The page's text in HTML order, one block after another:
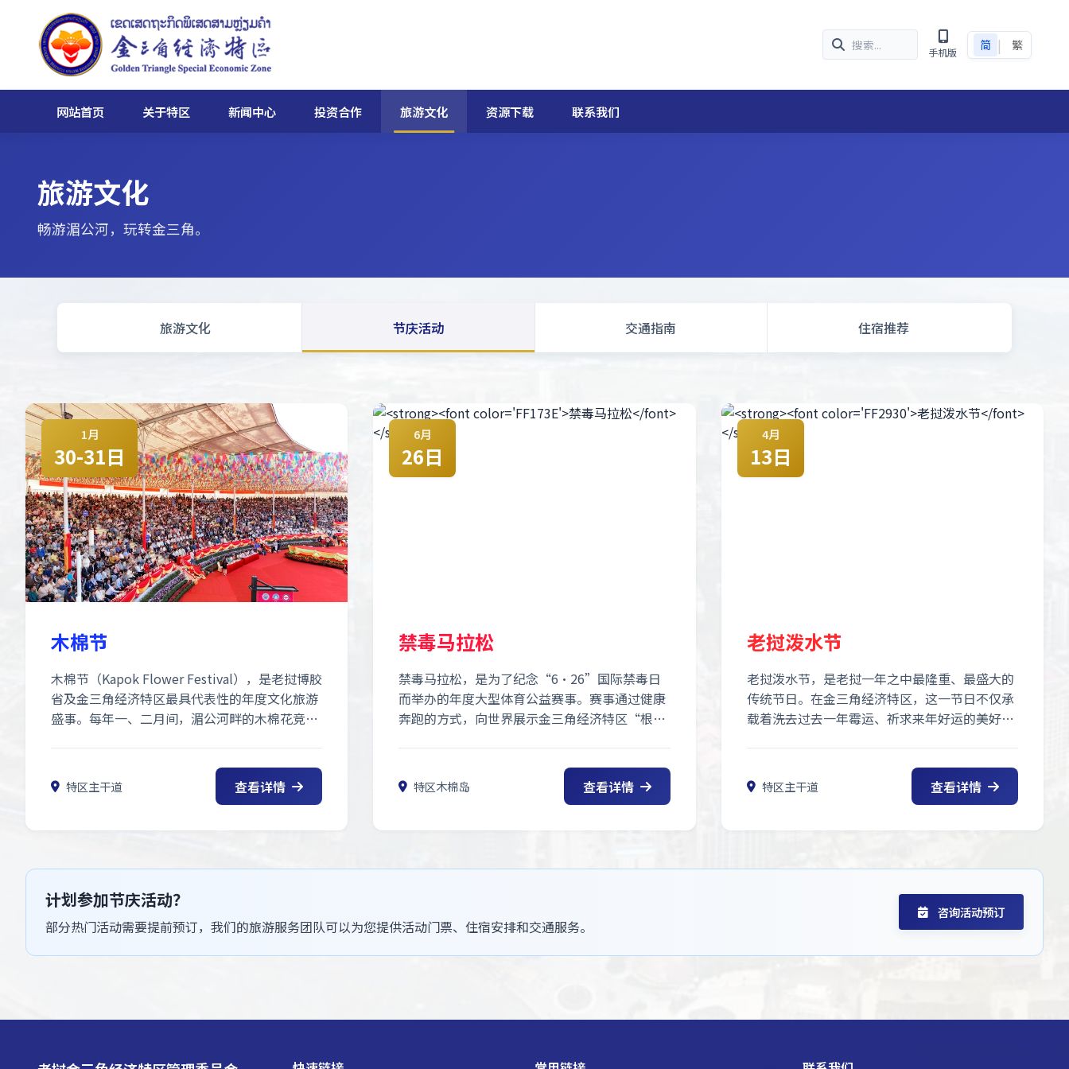
手机版
简 | 繁
网站首页 关于特区 新闻中心 投资合作 旅游文化 资源下载 联系我们
旅游文化
畅游湄公河，玩转金三角。
旅游文化 节庆活动 交通指南 住宿推荐
1月
30-31日
木棉节
木棉节（Kapok Flower Festival），是老挝博胶
省及金三角经济特区最具代表性的年度文化旅游
盛事。每年一、二月间，湄公河畔的木棉花竞相
特区主干道 查看详情
6月
26日
禁毒马拉松
禁毒马拉松，是为了纪念“6·26”国际禁毒日
而举办的年度大型体育公益赛事。赛事通过健康
奔跑的方式，向世界展示金三角经济特区“根除
特区木棉岛 查看详情
4月
13日
老挝泼水节
老挝泼水节，是老挝一年之中最隆重、最盛大的
传统节日。在金三角经济特区，这一节日不仅承
载着洗去过去一年霉运、祈求来年好运的美好愿
特区主干道 查看详情
计划参加节庆活动？
部分热门活动需要提前预订，我们的旅游服务团队可以为您提供活动门票、住宿安排和交通服务。
咨询活动预订